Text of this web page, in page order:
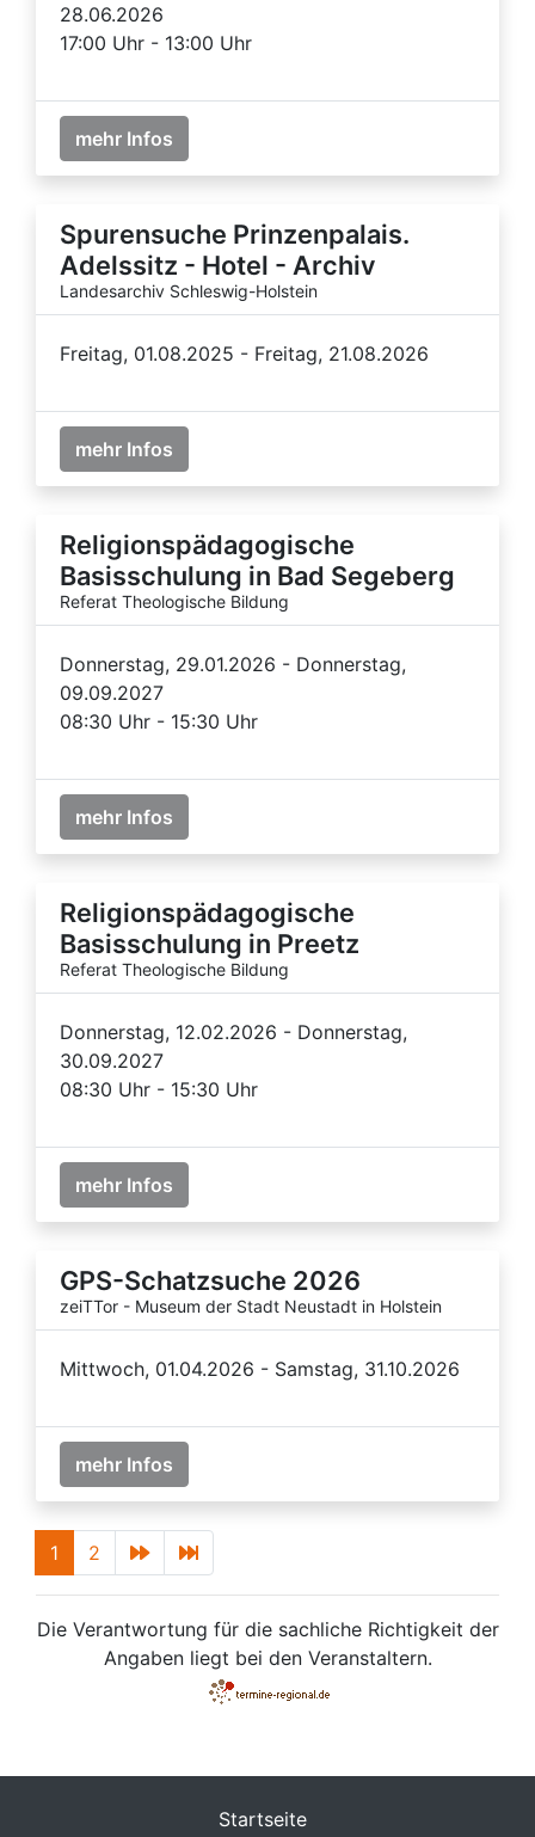
28.06.2026
17:00 Uhr - 13:00 Uhr
mehr Infos
Spurensuche Prinzenpalais.
Adelssitz - Hotel - Archiv
Landesarchiv Schleswig-Holstein
Freitag, 01.08.2025 - Freitag, 21.08.2026
mehr Infos
Religionspädagogische
Basisschulung in Bad Segeberg
Referat Theologische Bildung
Donnerstag, 29.01.2026 - Donnerstag,
09.09.2027
08:30 Uhr - 15:30 Uhr
mehr Infos
Religionspädagogische
Basisschulung in Preetz
Referat Theologische Bildung
Donnerstag, 12.02.2026 - Donnerstag,
30.09.2027
08:30 Uhr - 15:30 Uhr
mehr Infos
GPS-Schatzsuche 2026
zeiTTor - Museum der Stadt Neustadt in Holstein
Mittwoch, 01.04.2026 - Samstag, 31.10.2026
mehr Infos
1 2
Die Verantwortung für die sachliche Richtigkeit der
Angaben liegt bei den Veranstaltern.
Startseite